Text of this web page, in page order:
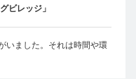
ビレッジ」
いました。それは時間や環